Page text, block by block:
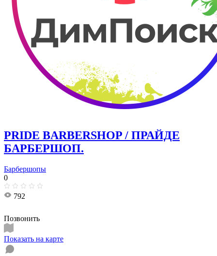
PRIDE BARBERSHOP / ПРАЙДЕ
БАРБЕРШОП.
Барбершопы
0
792
Позвонить
Показать на карте